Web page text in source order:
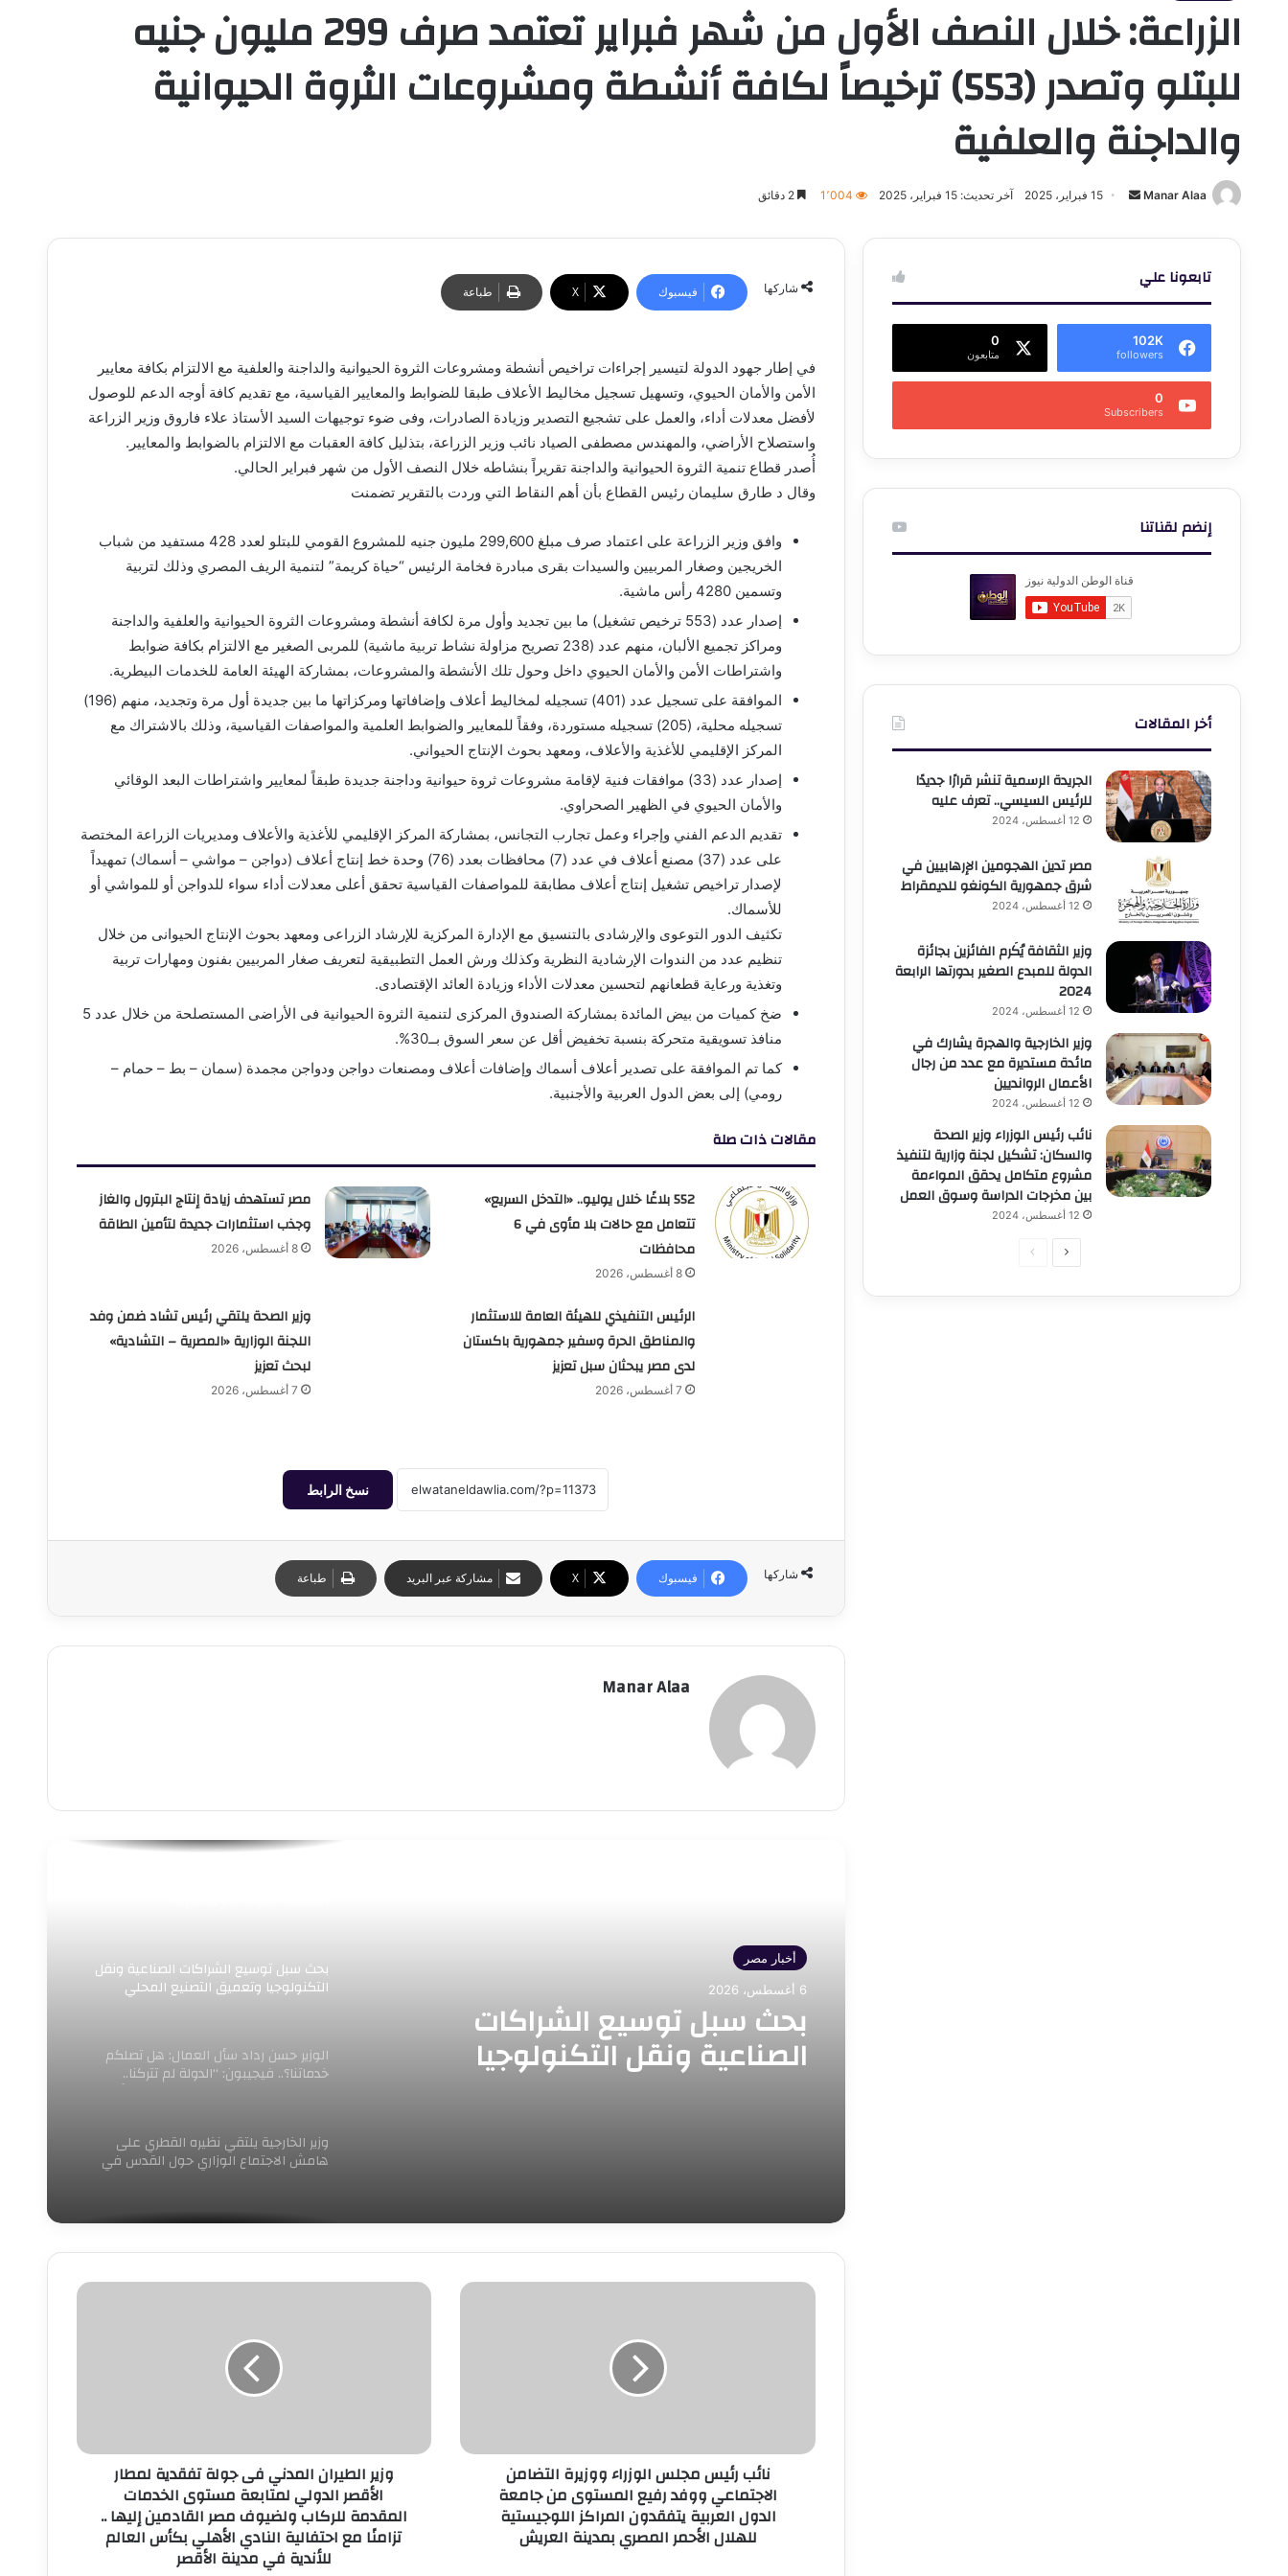
الزراعة: خلال النصف الأول من شهر فبراير تعتمد صرف 299 مليون جنيه
للبتلو وتصدر (553) ترخيصاً لكافة أنشطة ومشروعات الثروة الحيوانية
والداجنة والعلفية
Manar Alaa
أرسل
إلكترونيا
15 فبراير، 2025 آخر تحديث: 15 فبراير، 2025 1٬004 2 دقائق
شاركها فيسبوك ‫X طباعة
في إطار جهود الدولة لتيسير إجراءات تراخيص أنشطة ومشروعات الثروة الحيوانية والداجنة والعلفية مع الالتزام بكافة معايير
الأمن والأمان الحيوي، وتسهيل تسجيل مخاليط الأعلاف طبقا للضوابط والمعايير القياسية، مع تقديم كافة أوجه الدعم للوصول
لأفضل معدلات أداء، والعمل على تشجيع التصدير وزيادة الصادرات، وفى ضوء توجيهات السيد الأستاذ علاء فاروق وزير الزراعة
واستصلاح الأراضي، والمهندس مصطفى الصياد نائب وزير الزراعة، بتذليل كافة العقبات مع الالتزام بالضوابط والمعايير.
أُصدر قطاع تنمية الثروة الحيوانية والداجنة تقريراً بنشاطه خلال النصف الأول من شهر فبراير الحالي.
وقال د طارق سليمان رئيس القطاع بأن أهم النقاط التي وردت بالتقرير تضمنت
وافق وزير الزراعة على اعتماد صرف مبلغ 299,600 مليون جنيه للمشروع القومي للبتلو لعدد 428 مستفيد من شباب
الخريجين وصغار المربيين والسيدات بقرى مبادرة فخامة الرئيس “حياة كريمة” لتنمية الريف المصري وذلك لتربية
وتسمين 4280 رأس ماشية.
إصدار عدد (553 ترخيص تشغيل) ما بين تجديد وأول مرة لكافة أنشطة ومشروعات الثروة الحيوانية والعلفية والداجنة
ومراكز تجميع الألبان، منهم عدد (238 تصريح مزاولة نشاط تربية ماشية) للمربى الصغير مع الالتزام بكافة ضوابط
واشتراطات الأمن والأمان الحيوي داخل وحول تلك الأنشطة والمشروعات، بمشاركة الهيئة العامة للخدمات البيطرية.
الموافقة على تسجيل عدد (401) تسجيله لمخاليط أعلاف وإضافاتها ومركزاتها ما بين جديدة أول مرة وتجديد، منهم (196)
تسجيله محلية، (205) تسجيله مستوردة، وفقاً للمعايير والضوابط العلمية والمواصفات القياسية، وذلك بالاشتراك مع
المركز الإقليمي للأغذية والأعلاف، ومعهد بحوث الإنتاج الحيواني.
إصدار عدد (33) موافقات فنية لإقامة مشروعات ثروة حيوانية وداجنة جديدة طبقاً لمعايير واشتراطات البعد الوقائي
والأمان الحيوي في الظهير الصحراوي.
تقديم الدعم الفني وإجراء وعمل تجارب التجانس، بمشاركة المركز الإقليمي للأغذية والأعلاف ومديريات الزراعة المختصة
على عدد (37) مصنع أعلاف في عدد (7) محافظات بعدد (76) وحدة خط إنتاج أعلاف (دواجن – مواشي – أسماك) تمهيداً
لإصدار تراخيص تشغيل إنتاج أعلاف مطابقة للمواصفات القياسية تحقق أعلى معدلات أداء سواء للدواجن أو للمواشي أو
للأسماك.
تكثيف الدور التوعوى والإرشادى بالتنسيق مع الإدارة المركزية للإرشاد الزراعى ومعهد بحوث الإنتاج الحيوانى من خلال
تنظيم عدد من الندوات الإرشادية النظرية وكذلك ورش العمل التطبيقية لتعريف صغار المربيين بفنون ومهارات تربية
وتغذية ورعاية قطعانهم لتحسين معدلات الأداء وزيادة العائد الإقتصادى.
ضخ كميات من بيض المائدة بمشاركة الصندوق المركزى لتنمية الثروة الحيوانية فى الأراضى المستصلحة من خلال عدد 5
منافذ تسويقية متحركة بنسبة تخفيض أقل عن سعر السوق بــ30%.
كما تم الموافقة على تصدير أعلاف أسماك وإضافات أعلاف ومصنعات دواجن ودواجن مجمدة (سمان – بط – حمام –
رومي) إلى بعض الدول العربية والأجنبية.
مقالات ذات صلة
552 بلاغًا خلال يوليو.. «التدخل السريع»
تتعامل مع حالات بلا مأوى في 6
محافظات
8 أغسطس، 2026
مصر تستهدف زيادة إنتاج البترول والغاز
وجذب استثمارات جديدة لتأمين الطاقة
8 أغسطس، 2026
الرئيس التنفيذي للهيئة العامة للاستثمار
والمناطق الحرة وسفير جمهورية باكستان
لدى مصر يبحثان سبل تعزيز
7 أغسطس، 2026
وزير الصحة يلتقي رئيس تشاد ضمن وفد
اللجنة الوزارية «المصرية – التشادية»
لبحث تعزيز
7 أغسطس، 2026
نسخ الرابط
شاركها فيسبوك ‫X مشاركة عبر البريد طباعة
Manar Alaa
أخبار مصر
6 أغسطس، 2026
بحث سبل توسيع الشراكات
الصناعية ونقل التكنولوجيا
وتعميق التصنيع المحلي
بحث سبل توسيع الشراكات الصناعية ونقل
التكنولوجيا وتعميق التصنيع المحلي
الوزير حسن رداد سأل العمال: هل تصلكم
خدماتنا؟.. فيجيبون: “الدولة لم تتركنا..
وتوجيهات الرئيس السيسي تمنحنا الأمان
وزير الخارجية يلتقي نظيره القطري على
هامش الاجتماع الوزاري حول القدس في
نائب
رفيع
المستوىنائب رئيس مجلس الوزراء ووزيرة التضامن
الاجتماعي ووفد رفيع المستوى من جامعة
الدول العربية يتفقدون المراكز اللوجيستية
للهلال الأحمر المصري بمدينة العريش
وزير
الدولي
الخدمات
المقدمة
وزير الطيران المدني فى جولة تفقدية لمطار
الأقصر الدولي لمتابعة مستوى الخدمات
المقدمة للركاب ولضيوف مصر القادمين إليها ..
تزامنًا مع احتفالية النادي الأهلي بكأس العالم
للأندية في مدينة الأقصر
تابعونا علي
102K
followers
0
متابعون
0
Subscribers
إنضم لقناتنا
أخر المقالات
الجريدة الرسمية تنشر قرارًا جديدًا
للرئيس السيسي.. تعرف عليه
12 أغسطس، 2024
مصر تدين الهجومين الإرهابيين في
شرق جمهورية الكونغو للديمقراط
12 أغسطس، 2024
وزير الثقافة يُكَرم الفائزين بجائزة
الدولة للمبدع الصغير بدورتها الرابعة
2024
12 أغسطس، 2024
وزير الخارجية والهجرة يشارك في
مائدة مستديرة مع عدد من رجال
الأعمال الروانديين
12 أغسطس، 2024
نائب رئيس الوزراء وزير الصحة
والسكان: تشكيل لجنة وزارية لتنفيذ
مشروع متكامل يحقق المواءمة
بين مخرجات الدراسة وسوق العمل
12 أغسطس، 2024
الصفحةالصفحة